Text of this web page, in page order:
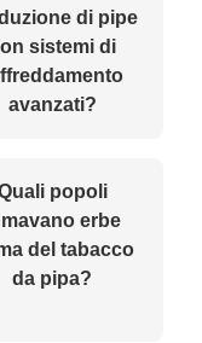
di pipe
sistemi di
avanzati?
popoli
erbe
del tabacco
da pipa?